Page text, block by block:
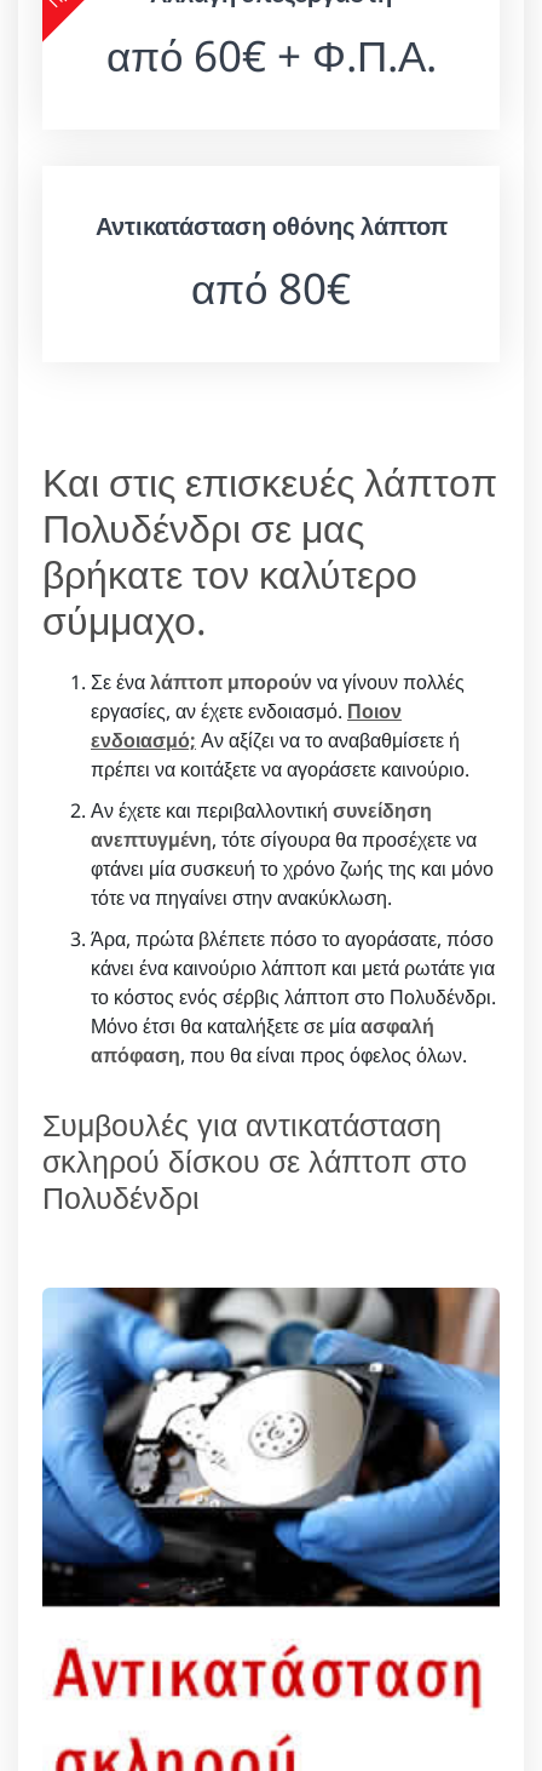
από 60€ + Φ.Π.Α.
Αντικατάσταση οθόνης λάπτοπ
από 80€
Και στις επισκευές λάπτοπ
Πολυδένδρι σε μας
βρήκατε τον καλύτερο
σύμμαχο.
Σε έναλάπτοπ μπορούννα γίνουν πολλές
εργασίες, αν έχετε ενδοιασμό. Ποιον
ενδοιασμό; Αν αξίζει να το αναβαθμίσετε ή
πρέπει να κοιτάξετε να αγοράσετε καινούριο.
Αν έχετε και περιβαλλοντική συνείδηση
ανεπτυγμένη, τότε σίγουρα θα προσέχετε να
φτάνει μία συσκευή το χρόνο ζωής της και μόνο
τότε να πηγαίνει στην ανακύκλωση.
Άρα, πρώτα βλέπετε πόσο το αγοράσατε, πόσο
κάνει ένα καινούριο λάπτοπ και μετά ρωτάτε για
το κόστος ενός σέρβις λάπτοπ στο Πολυδένδρι.
Μόνο έτσι θα καταλήξετε σε μίαασφαλή
απόφαση, που θα είναι προς όφελος όλων.
Συμβουλές για αντικατάσταση
σκληρού δίσκου σε λάπτοπ στο
Πολυδένδρι